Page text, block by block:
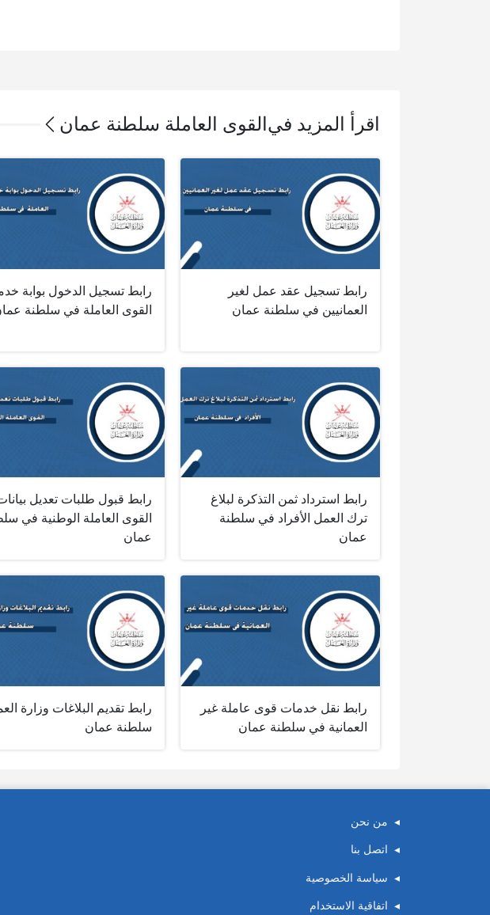
اقرأ المزيد في القوى العاملة سلطنة عمان
رابط تسجيل عقد عمل لغير
العمانيين في سلطنة عمان
رابط تسجيل الدخول بوابة
القوى العاملة في سلطنة عمان
رابط استرداد ثمن التذكرة لبلاغ
ترك العمل الأفراد في سلطنة
عمان
رابط قبول طلبات تعديل
القوى العاملة الوطنية في
عمان
رابط نقل خدمات قوى عاملة غير
العمانية في سلطنة عمان
رابط تقديم البلاغات وزارة
سلطنة عمان
من نحن
اتصل بنا
سياسة الخصوصية
اتفاقية الاستخدام